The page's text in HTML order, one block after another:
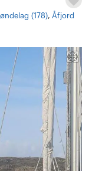
(178), Åfjord